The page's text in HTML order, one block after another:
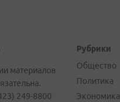
материалов
249-8800
Рубрики
Общество
Политика
Экономика